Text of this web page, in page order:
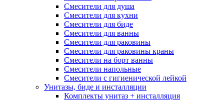
Смесители для душа
Смесители для кухни
Смесители для биде
Смесители для ванны
Смесители для раковины
Смесители для раковины краны
Смесители на борт ванны
Смесители напольные
Смесители с гигиенической лейкой
Унитазы, биде и инсталляции
Комплекты унитаз + инсталляция